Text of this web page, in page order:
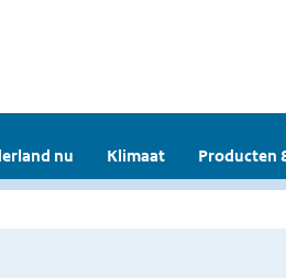
nu Klimaat Producten